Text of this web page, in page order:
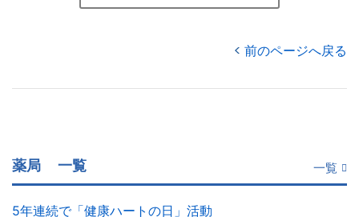
前のページへ戻る
薬局 一覧 一覧
5年連続で「健康ハートの日」活動